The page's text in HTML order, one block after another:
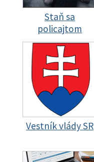
Staň sa
policajtom
Vestník vlády SR